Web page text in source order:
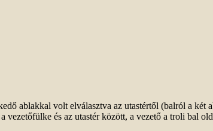
ablakkal volt elválasztva az utastértől (balról a két
és az utastér között, a vezető a troli bal